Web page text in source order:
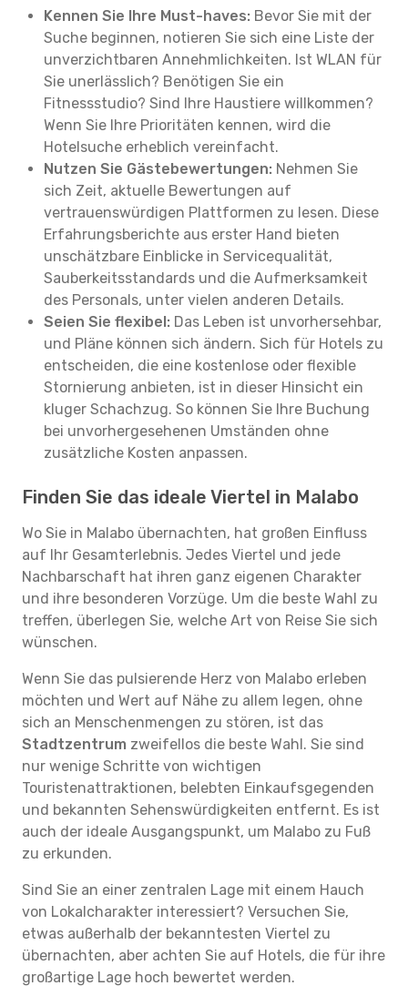
Kennen Sie Ihre Must-haves: Bevor Sie mit der
Suche beginnen, notieren Sie sich eine Liste der
unverzichtbaren Annehmlichkeiten. Ist WLAN für
Sie unerlässlich? Benötigen Sie ein
Fitnessstudio? Sind Ihre Haustiere willkommen?
Wenn Sie Ihre Prioritäten kennen, wird die
Hotelsuche erheblich vereinfacht.
Nutzen Sie Gästebewertungen: Nehmen Sie
sich Zeit, aktuelle Bewertungen auf
vertrauenswürdigen Plattformen zu lesen. Diese
Erfahrungsberichte aus erster Hand bieten
unschätzbare Einblicke in Servicequalität,
Sauberkeitsstandards und die Aufmerksamkeit
des Personals, unter vielen anderen Details.
Seien Sie flexibel: Das Leben ist unvorhersehbar,
und Pläne können sich ändern. Sich für Hotels zu
entscheiden, die eine kostenlose oder flexible
Stornierung anbieten, ist in dieser Hinsicht ein
kluger Schachzug. So können Sie Ihre Buchung
bei unvorhergesehenen Umständen ohne
zusätzliche Kosten anpassen.
Finden Sie das ideale Viertel in Malabo
Wo Sie in Malabo übernachten, hat großen Einfluss
auf Ihr Gesamterlebnis. Jedes Viertel und jede
Nachbarschaft hat ihren ganz eigenen Charakter
und ihre besonderen Vorzüge. Um die beste Wahl zu
treffen, überlegen Sie, welche Art von Reise Sie sich
wünschen.
Wenn Sie das pulsierende Herz von Malabo erleben
möchten und Wert auf Nähe zu allem legen, ohne
sich an Menschenmengen zu stören, ist das
Stadtzentrum zweifellos die beste Wahl. Sie sind
nur wenige Schritte von wichtigen
Touristenattraktionen, belebten Einkaufsgegenden
und bekannten Sehenswürdigkeiten entfernt. Es ist
auch der ideale Ausgangspunkt, um Malabo zu Fuß
zu erkunden.
Sind Sie an einer zentralen Lage mit einem Hauch
von Lokalcharakter interessiert? Versuchen Sie,
etwas außerhalb der bekanntesten Viertel zu
übernachten, aber achten Sie auf Hotels, die für ihre
großartige Lage hoch bewertet werden.